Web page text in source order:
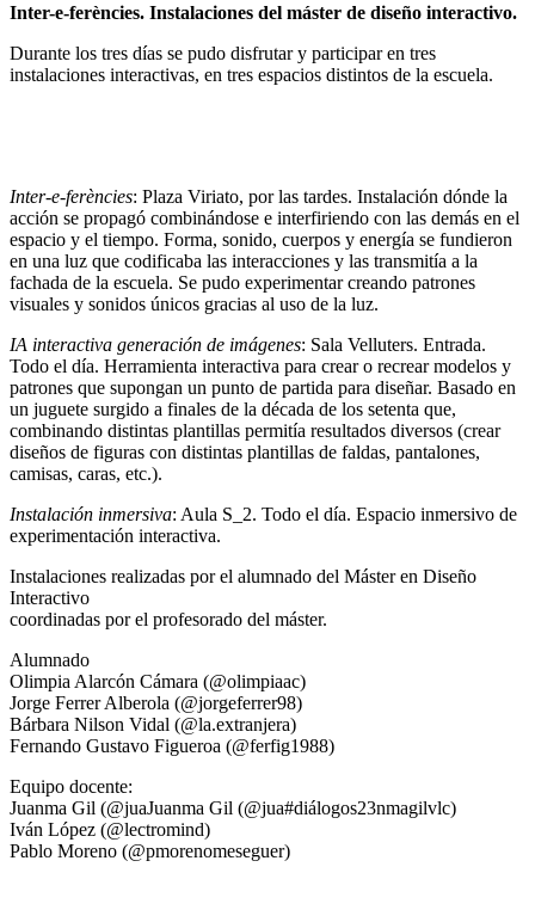
Inter-e-ferències. Instalaciones del máster de diseño interactivo.
Durante los tres días se pudo disfrutar y participar en tres
instalaciones interactivas, en tres espacios distintos de la escuela.
Inter-e-ferències: Plaza Viriato, por las tardes. Instalación dónde la
acción se propagó combinándose e interfiriendo con las demás en el
espacio y el tiempo. Forma, sonido, cuerpos y energía se fundieron
en una luz que codificaba las interacciones y las transmitía a la
fachada de la escuela. Se pudo experimentar creando patrones
visuales y sonidos únicos gracias al uso de la luz.
IA interactiva generación de imágenes: Sala Velluters. Entrada.
Todo el día. Herramienta interactiva para crear o recrear modelos y
patrones que supongan un punto de partida para diseñar. Basado en
un juguete surgido a finales de la década de los setenta que,
combinando distintas plantillas permitía resultados diversos (crear
diseños de figuras con distintas plantillas de faldas, pantalones,
camisas, caras, etc.).
Instalación inmersiva: Aula S_2. Todo el día. Espacio inmersivo de
experimentación interactiva.
Instalaciones realizadas por el alumnado del Máster en Diseño
Interactivo
coordinadas por el profesorado del máster.
Alumnado
Olimpia Alarcón Cámara (@olimpiaac)
Jorge Ferrer Alberola (@jorgeferrer98)
Bárbara Nilson Vidal (@la.extranjera)
Fernando Gustavo Figueroa (@ferfig1988)
Equipo docente:
Juanma Gil (@juaJuanma Gil (@jua#diálogos23nmagilvlc)
Iván López (@lectromind)
Pablo Moreno (@pmorenomeseguer)